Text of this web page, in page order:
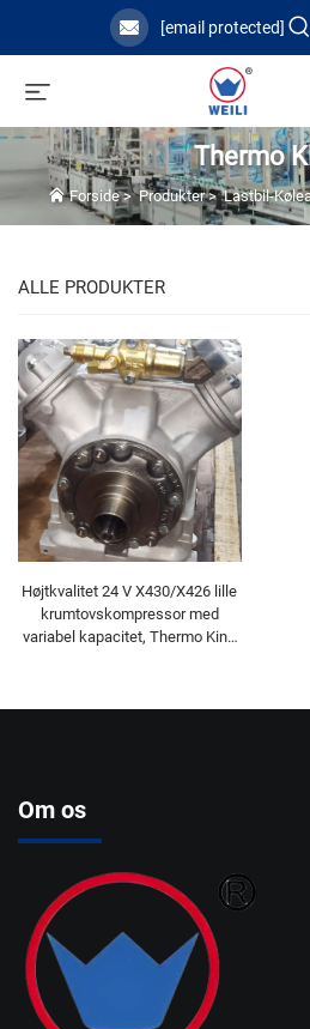
[email protected]
Thermo
Forside>Produkter>Lastbil-
ALLE PRODUKTER
Højtkvalitet 24 V X430/X426 lille
krumtovskompressor med
variabel kapacitet, Thermo King
Om os